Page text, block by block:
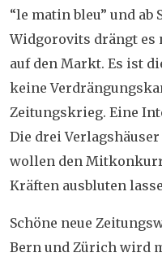
“le matin bleu” und ab
Widgorovits drängt es
auf den Markt. Es ist
keine
Zeitungskrieg. Eine
Die drei
wollen den
Kräften ausbluten
Schöne neue
Bern und Zürich wird